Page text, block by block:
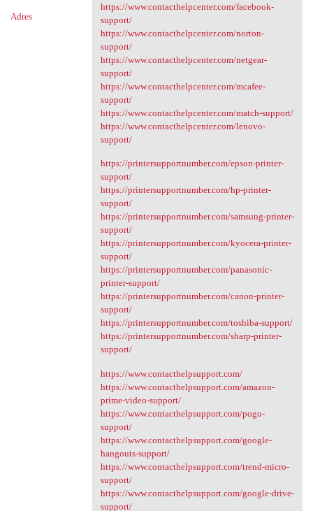
Adres
https://www.contacthelpcenter.com/facebook-
support/
https://www.contacthelpcenter.com/norton-
support/
https://www.contacthelpcenter.com/netgear-
support/
https://www.contacthelpcenter.com/mcafee-
support/
https://www.contacthelpcenter.com/match-support/
https://www.contacthelpcenter.com/lenovo-
support/
https://printersupportnumber.com/epson-printer-
support/
https://printersupportnumber.com/hp-printer-
support/
https://printersupportnumber.com/samsung-printer-
support/
https://printersupportnumber.com/kyocera-printer-
support/
https://printersupportnumber.com/panasonic-
printer-support/
https://printersupportnumber.com/canon-printer-
support/
https://printersupportnumber.com/toshiba-support/
https://printersupportnumber.com/sharp-printer-
support/
https://www.contacthelpsupport.com/
https://www.contacthelpsupport.com/amazon-
prime-video-support/
https://www.contacthelpsupport.com/pogo-
support/
https://www.contacthelpsupport.com/google-
hangouts-support/
https://www.contacthelpsupport.com/trend-micro-
support/
https://www.contacthelpsupport.com/google-drive-
support/